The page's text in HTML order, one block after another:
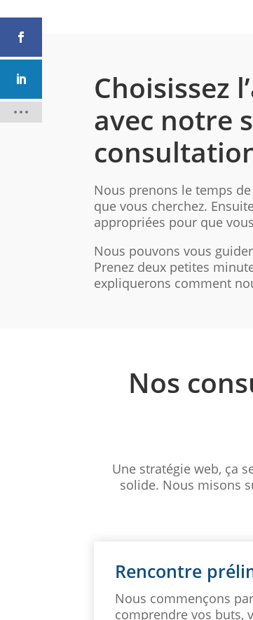
Choisissez
avec notre
Nous prenons le temps
que vous cherchez.
appropriées pour que
Nous pouvons vous
Prenez deux petites
expliquerons comment
Nos
Une stratégie web, ça
solide. Nous misons
Rencontre
Nous commençons
comprendre vos buts,